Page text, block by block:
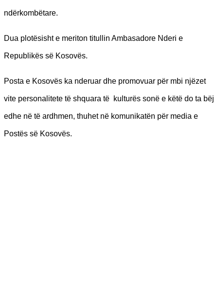
ndërkombëtare.
Dua plotësisht e meriton titullin Ambasadore Nderi e
Republikës së Kosovës.
Posta e Kosovës ka nderuar dhe promovuar për mbi njëzet
vite personalitete të shquara të kulturës sonë e këtë do ta bëj
edhe në të ardhmen, thuhet në komunikatën për media e
Postës së Kosovës.